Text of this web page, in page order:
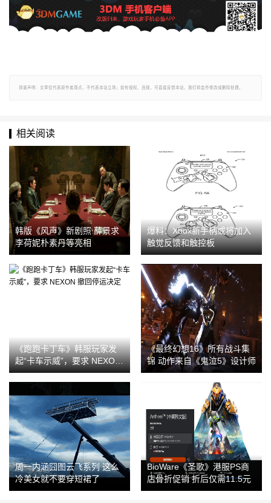
郑重声明：文章仅代表原作者观点，不代表本站立场；如有侵权、违规，可直接反馈本站，我们将会作修改或删除处理。
相关阅读
韩版《风声》新剧照 薛景求
李荷妮朴素丹等亮相
爆料：Xbox新手柄或将加入
触觉反馈和触控板
《跑跑卡丁车》韩服玩家发
起“卡车示威”，要求 NEXON
撤回停运决定
《最终幻想16》所有战斗集
锦 动作来自《鬼泣5》设计师
周一内涵囧图云飞系列 这么
冷美女就不要穿短裙了
BioWare《圣歌》港服PS商
店骨折促销 折后仅需11.5元